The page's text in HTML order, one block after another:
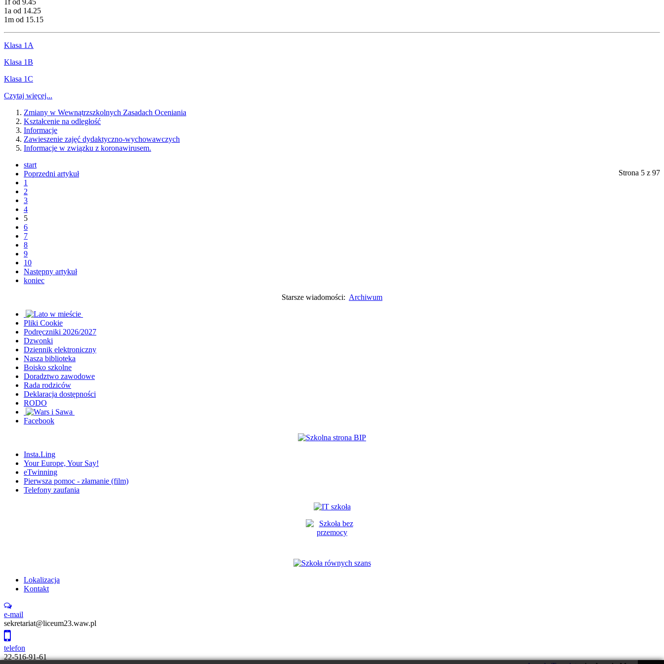
1a od 14.25
1m od 15.15
Klasa 1A
Klasa 1B
Klasa 1C
Czytaj więcej...
Zmiany w Wewnątrzszkolnych Zasadach Oceniania
Kształcenie na odległość
Informacje
Zawieszenie zajęć dydaktyczno-wychowawczych
Informacje w związku z koronawirusem.
Strona 5 z 97
start
Poprzedni artykuł
1
2
3
4
5
6
7
8
9
10
Następny artykuł
koniec
Starsze wiadomości: Archiwum
Pliki Cookie
Podręczniki 2026/2027
Dzwonki
Dziennik elektroniczny
Nasza biblioteka
Boisko szkolne
Doradztwo zawodowe
Rada rodziców
Deklaracja dostępności
RODO
Facebook
Insta.Ling
Your Europe, Your Say!
eTwinning
Pierwsza pomoc - złamanie (film)
Telefony zaufania
Lokalizacja
Kontakt
e-mail
sekretariat@liceum23.waw.pl
telefon
22-516-91-61